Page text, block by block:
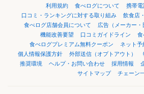
利用規約 食べログについて
携帯電
口コミ・ランキングに対する取り組み
飲食店
食べログ店舗会員について
広告（メーカー
機能改善要望
口コミガイドライン
食
食べログプレミアム無料クーポン
ネット予
個人情報保護方針
外部送信（オプトアウト）
推奨環境
ヘルプ・お問い合わせ 採用情報
サイトマップ
チェーン